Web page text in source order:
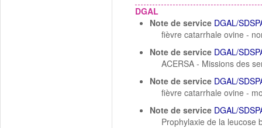
DGAL
Note de service DGAL/
fièvre catarrhale ovine -
Note de service DGAL/
ACERSA - Missions des
Note de service DGAL/
fièvre catarrhale ovine -
Note de service DGAL/
Prophylaxie de la leucose